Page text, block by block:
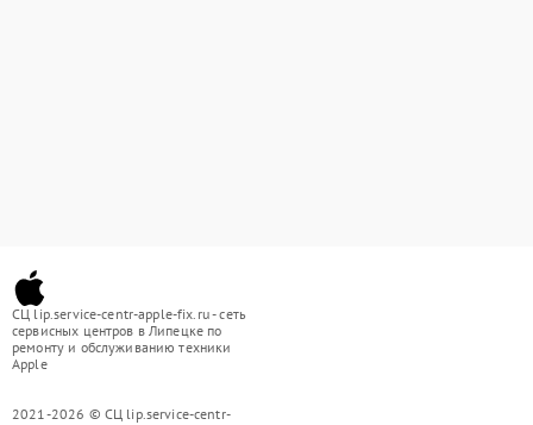
СЦ lip.service-centr-apple-fix.ru - сеть
сервисных центров в Липецке по
ремонту и обслуживанию техники
Apple
2021-2026 © СЦ lip.service-centr-